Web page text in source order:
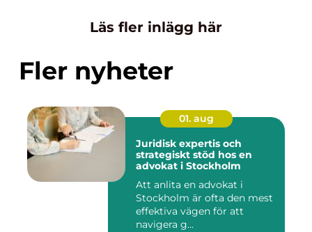
Läs fler inlägg här
Fler nyheter
01. aug
Juridisk expertis och
strategiskt stöd hos en
advokat i Stockholm
Att anlita en advokat i
Stockholm är ofta den mest
effektiva vägen för att
navigera g...